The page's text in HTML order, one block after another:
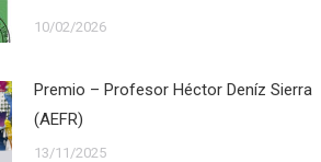
10/02/2026
Premio – Profesor Héctor Deníz Sierra
(AEFR)
13/11/2025